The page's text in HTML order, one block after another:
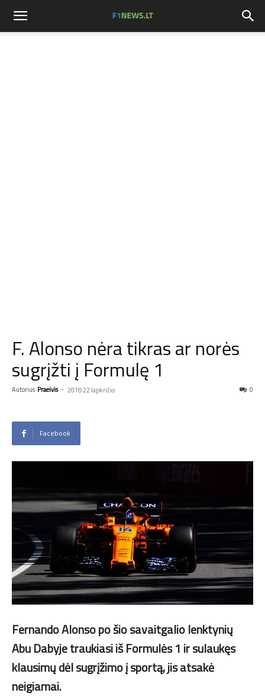
F. Alonso nėra tikras ar norės
sugrįžti į Formulę 1
Autorius Praeivis - 2018 22 lapkričio 0
Facebook
Fernando Alonso po šio savaitgalio lenktynių
Abu Dabyje traukiasi iš Formulės 1 ir sulaukęs
klausimų dėl sugrįžimo į sportą, jis atsakė
neigiamai.